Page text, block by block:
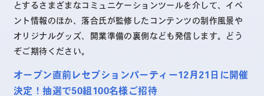
とするさまざまなコミュニケーションツールを介して、イベ
ント情報のほか、落合氏が監修したコンテンツの制作風景や
オリジナルグッズ、開業準備の裏側なども発信します。どう
ぞご期待ください。
オープン直前レセプションパーティー12月21日に開催
決定！抽選で50組100名様ご招待